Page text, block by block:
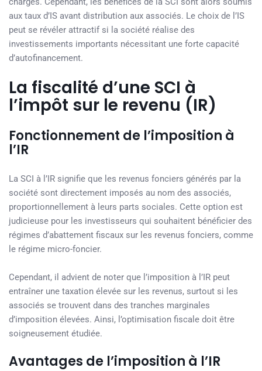
aux taux d’IS avant distribution aux associés. Le choix de l’IS
peut se révéler attractif si la société réalise des
investissements importants nécessitant une forte capacité
d’autofinancement.
La fiscalité d’une SCI à
l’impôt sur le revenu (IR)
Fonctionnement de l’imposition à
l’IR
La SCI à l’IR signifie que les revenus fonciers générés par la
société sont directement imposés au nom des associés,
proportionnellement à leurs parts sociales. Cette option est
judicieuse pour les investisseurs qui souhaitent bénéficier des
régimes d’abattement fiscaux sur les revenus fonciers, comme
le régime micro-foncier.
Cependant, il advient de noter que l’imposition à l’IR peut
entraîner une taxation élevée sur les revenus, surtout si les
associés se trouvent dans des tranches marginales
d’imposition élevées. Ainsi, l’optimisation fiscale doit être
soigneusement étudiée.
Avantages de l’imposition à l’IR